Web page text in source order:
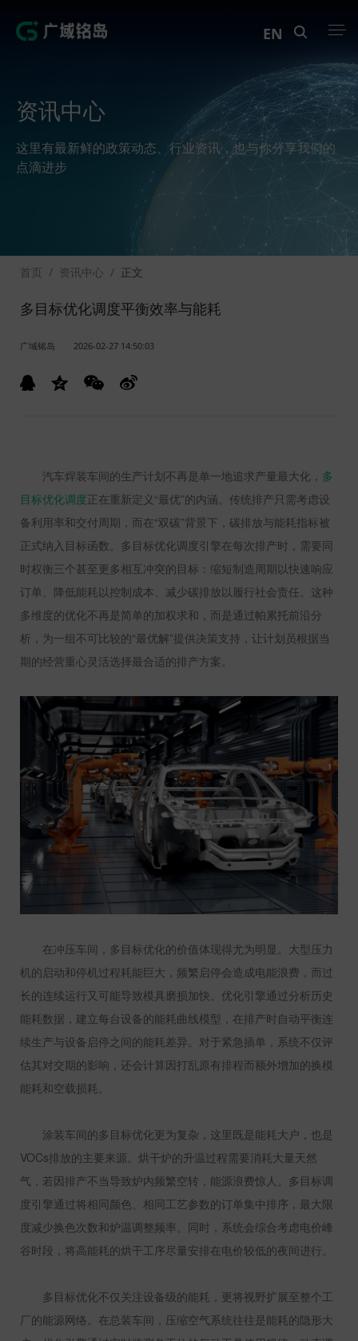
解决方案
案例中心
EN
资讯中心
这里有最新鲜的政策动态、行业资讯，也与你分享我们的
点滴进步
首页 / 资讯中心 / 正文
多目标优化调度平衡效率与能耗
广域铭岛 2026-02-27 14:50:03
汽车焊装车间的生产计划不再是单一地追求产量最大化， 多
目标优化调度正在重新定义“最优”的内涵。传统排产只需考虑设
备利用率和交付周期，而在“双碳”背景下，碳排放与能耗指标被
正式纳入目标函数。多目标优化调度引擎在每次排产时，需要同
时权衡三个甚至更多相互冲突的目标：缩短制造周期以快速响应
订单、降低能耗以控制成本、减少碳排放以履行社会责任。这种
多维度的优化不再是简单的加权求和，而是通过帕累托前沿分
析，为一组不可比较的“最优解”提供决策支持，让计划员根据当
期的经营重心灵活选择最合适的排产方案。
在冲压车间，多目标优化的价值体现得尤为明显。大型压力
机的启动和停机过程耗能巨大，频繁启停会造成电能浪费，而过
长的连续运行又可能导致模具磨损加快。优化引擎通过分析历史
能耗数据，建立每台设备的能耗曲线模型，在排产时自动平衡连
续生产与设备启停之间的能耗差异。对于紧急插单，系统不仅评
估其对交期的影响，还会计算因打乱原有排程而额外增加的换模
能耗和空载损耗。
涂装车间的多目标优化更为复杂，这里既是能耗大户，也是
VOCs排放的主要来源。烘干炉的升温过程需要消耗大量天然
气，若因排产不当导致炉内频繁空转，能源浪费惊人。多目标调
度引擎通过将相同颜色、相同工艺参数的订单集中排序，最大限
度减少换色次数和炉温调整频率。同时，系统会综合考虑电价峰
谷时段，将高能耗的烘干工序尽量安排在电价较低的夜间进行。
多目标优化不仅关注设备级的能耗，更将视野扩展至整个工
厂的能源网络。在总装车间，压缩空气系统往往是能耗的隐形大